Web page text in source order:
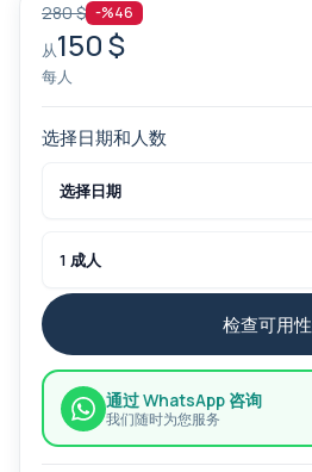
280 $ -%46
从150 $
每人
选择日期和人数
选择日期
1 成人
检查可用性
通过 WhatsApp 咨询
我们随时为您服务